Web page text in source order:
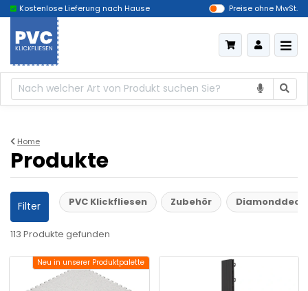
Das billigste Deutschland Lieferung innerhalb von 5
Preise ohne MwSt.
Home
Produkte
Filter PVC Klickfliesen Zubehör Diamonddeck
113 Produkte gefunden
Neu in unserer Produktpalette